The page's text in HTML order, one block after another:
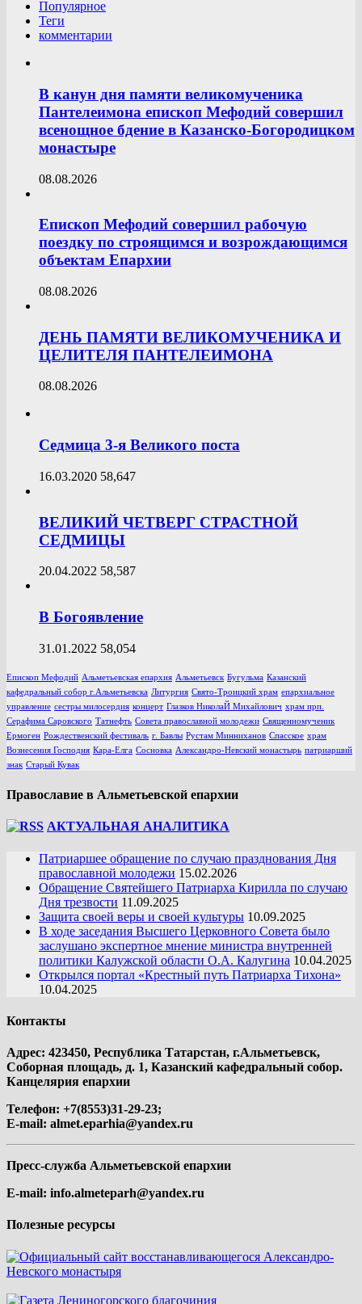
Популярное
Теги
комментарии
В канун дня памяти великомученика
Пантелеимона епископ Мефодий совершил
всенощное бдение в Казанско-Богородицком
монастыре
08.08.2026
Епископ Мефодий совершил рабочую
поездку по строящимся и возрождающимся
объектам Епархии
08.08.2026
ДЕНЬ ПАМЯТИ ВЕЛИКОМУЧЕНИКА И
ЦЕЛИТЕЛЯ ПАНТЕЛЕИМОНА
08.08.2026
Седмица 3-я Великого поста
16.03.2020 58,647
ВЕЛИКИЙ ЧЕТВЕРГ СТРАСТНОЙ
СЕДМИЦЫ
20.04.2022 58,587
В Богоявление
31.01.2022 58,054
Епископ Мефодий Альметьевская епархия Альметьевск Бугульма Казанский
кафедральный собор г.Альметьевска Литургия Свято-Троицкий храм епархиальное
управление сестры милосердия концерт Глазков НиколаЙ Михайлович храм прп.
Серафима Саровского Татнефть Совета православной молодежи Священномученик
Ермоген Рождественский фестиваль г. Бавлы Рустам Минниханов Спасское храм
Вознесения Господня Кара-Елга Сосновка Александро-Невский монастырь патриарший
знак Старый Кувак
Православие в Альметьевской епархии
АКТУАЛЬНАЯ АНАЛИТИКА
Патриаршее обращение по случаю празднования Дня
православной молодежи 15.02.2026
Обращение Святейшего Патриарха Кирилла по случаю
Дня трезвости 11.09.2025
Защита своей веры и своей культуры 10.09.2025
В ходе заседания Высшего Церковного Совета было
заслушано экспертное мнение министра внутренней
политики Калужской области О.А. Калугина 10.04.2025
Открылся портал «Крестный путь Патриарха Тихона»
10.04.2025
Контакты
Адрес: 423450, Республика Татарстан, г.Альметьевск,
Соборная площадь, д. 1, Казанский кафедральный собор.
Канцелярия епархии
Телефон: +7(8553)31-29-23;
E-mail: almet.eparhia@yandex.ru
Пресс-служба Альметьевской епархии
E-mail: info.almeteparh@yandex.ru
Полезные ресурсы